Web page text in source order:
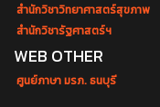
สำนักวิชาวิทยาศาสตร์สุขภาพ
สำนักวิชารัฐศาสตร์ฯ
WEB OTHER
ศูนย์ภาษา มรภ. ธนบุรี